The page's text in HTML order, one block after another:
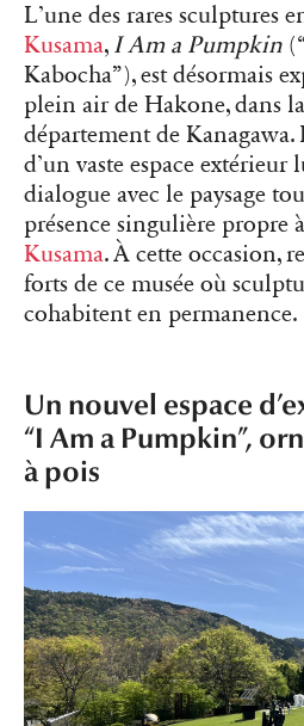
L’une des rares sculptures
Kusama, I Am a Pumpkin
Kabocha”), est désormais
plein air de Hakone, dans
département de
d’un vaste espace
dialogue avec le paysage
présence singulière propre à
Kusama. À cette occasion,
forts de ce musée où
cohabitent en permanence.
Un nouvel espace
“I Am a Pumpkin”,
à pois